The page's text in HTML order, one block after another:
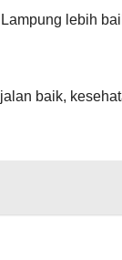
lebih
baik,